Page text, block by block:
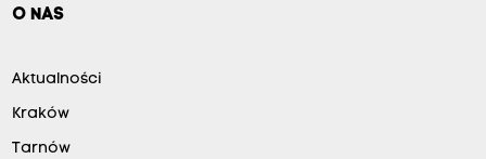
O NAS
Aktualności
Kraków
Tarnów